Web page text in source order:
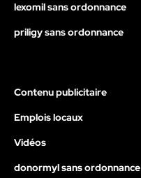
lexomil sans ordonnance
priligy sans ordonnance
Contenu publicitaire
Emplois locaux
Vidéos
donormyl sans ordonnance